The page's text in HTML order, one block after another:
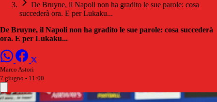
De Bruyne, il Napoli non ha gradito le sue parole: cosa
succederà ora. E per Lukaku...
De Bruyne, il Napoli non ha gradito le sue parole: cosa succederà
ora. E per Lukaku...
Marco Astori
7 giugno - 11:00